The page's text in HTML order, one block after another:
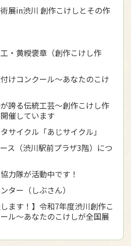
展in渋川 創作こけしとその作
・黄綬褒章（創作こけし作
けコンクール～あなたのこけ
誇る伝統工芸～創作こけし作
催しています
サイクル「あじサイクル」
ス（渋川駅前プラザ3階）につ
力隊が活動中です！
ター（しぶさん）
ます！】令和7年度渋川創作こ
ル～あなたのこけしが全国展